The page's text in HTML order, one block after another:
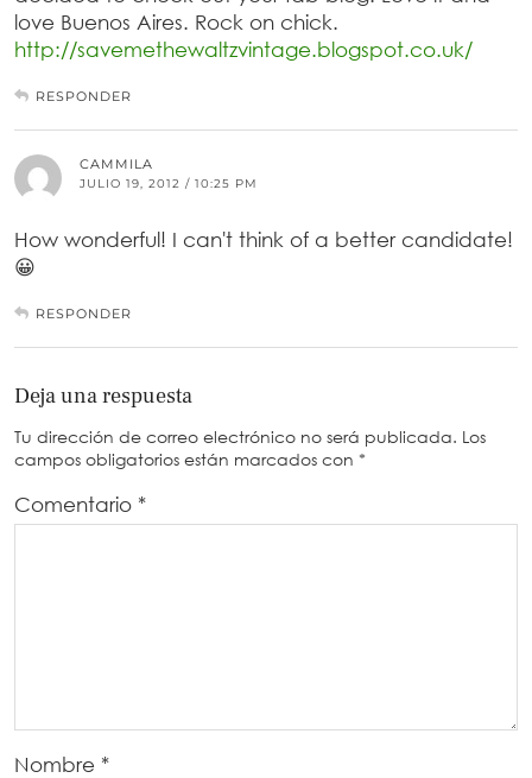
love Buenos Aires. Rock on chick.
http://savemethewaltzvintage.blogspot.co.uk/
RESPONDER
CAMMILA
JULIO 19, 2012 / 10:25 PM
How wonderful! I can't think of a better candidate!
😀
RESPONDER
Deja una respuesta
Tu dirección de correo electrónico no será publicada. Los
campos obligatorios están marcados con *
Comentario *
Nombre *